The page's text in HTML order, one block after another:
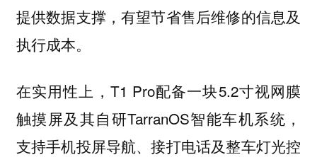
提供数据支撑，有望节省售后维修的信息及
执行成本。
在实用性上，T1 Pro配备一块5.2寸视网膜
触摸屏及其自研TarranOS智能车机系统，
支持手机投屏导航、接打电话及整车灯光控